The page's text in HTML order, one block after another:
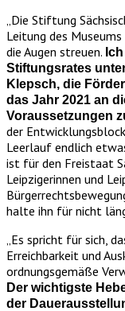
„Die Stiftung
Leitung des Museums
die Augen streuen.
Stiftungsrates
Klepsch, die
das Jahr 2021 an
Voraussetzungen
der
Leerlauf endlich
ist für den Freistaat
Leipzigerinnen und
halte ihn für nicht
„Es spricht für sich,
Erreichbarkeit und
ordnungsgemäße
Der wichtigste
der